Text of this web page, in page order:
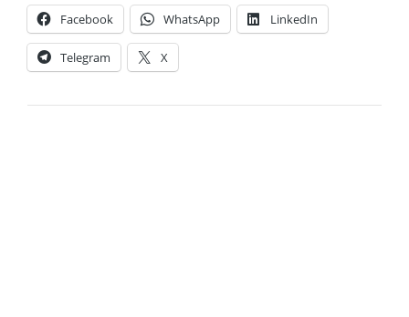
Facebook WhatsApp LinkedIn
Telegram X